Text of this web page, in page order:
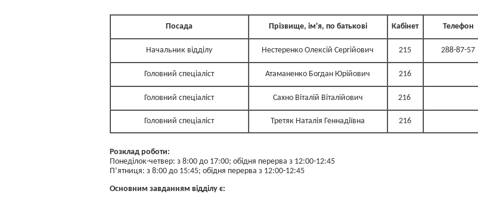
Посада Прізвище, ім'я, по батькові Кабінет Телефон
Начальник відділу Нестеренко Олексій Сергійович 215 288-87-57
Головний спеціаліст Атаманенко Богдан Юрійович 216
Головний спеціаліст Сахно Віталій Віталійович 216
Головний спеціаліст Третяк Наталія Геннадіївна 216
Розклад роботи:
Понеділок-четвер: з 8:00 до 17:00; обідня перерва з 12:00-12:45
П’ятниця: з 8:00 до 15:45; обідня перерва з 12:00-12:45
Основним завданням відділу є: